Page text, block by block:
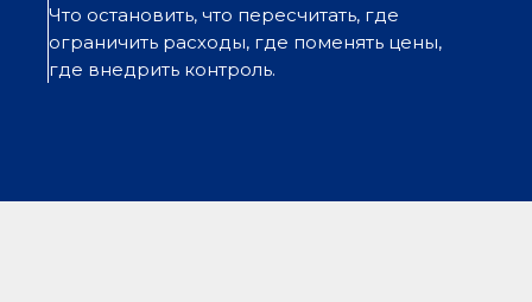
Что остановить, что пересчитать, где
ограничить расходы, где поменять цены,
где внедрить контроль.